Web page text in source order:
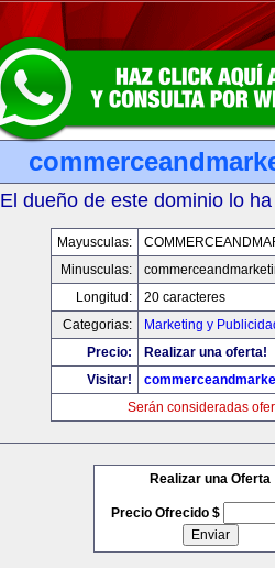
El dueño de este dominio lo
Mayusculas:
Minusculas:
Longitud:
20 caracteres
Categorias:
Marketing y
Precio:
Realizar una oferta!
Visitar!
Serán consideradas
Realizar una Oferta
Precio Ofrecido $